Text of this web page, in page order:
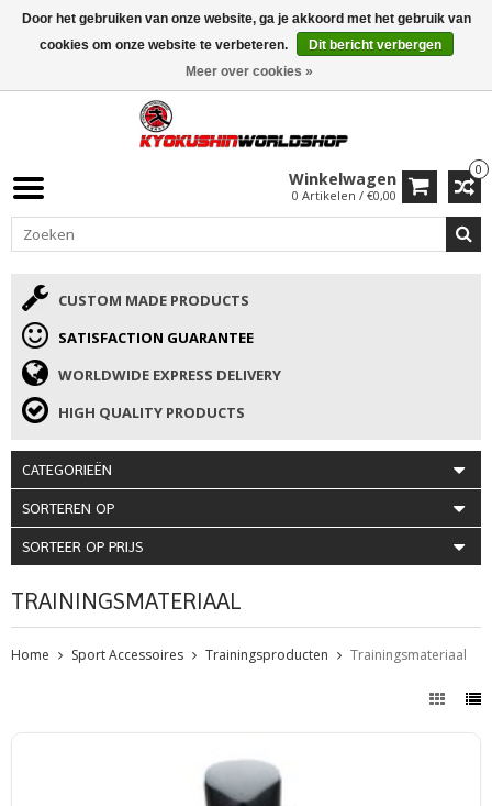
ISAMU SUMMER DEALS• 10% Korting + cadeau vanaf €169 →
0
Winkelwagen
0 Artikelen / €0,00
CUSTOM MADE PRODUCTS
SATISFACTION GUARANTEE
WORLDWIDE EXPRESS DELIVERY
HIGH QUALITY PRODUCTS
CATEGORIEËN
SORTEREN OP
SORTEER OP PRIJS
TRAININGSMATERIAAL
Home Sport Accessoires Trainingsproducten Trainingsmateriaal
Door het gebruiken van onze website, ga je akkoord met het gebruik van
cookies om onze website te verbeteren.
Dit bericht verbergen
Meer over cookies »